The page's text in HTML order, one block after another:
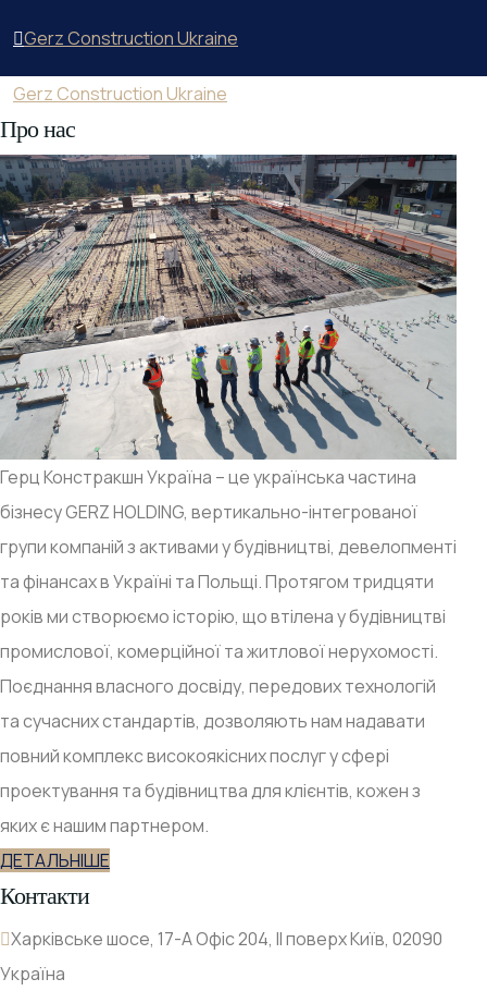
Gerz Construction Ukraine
Gerz Construction Ukraine
Про нас
Герц Констракшн Україна – це українська частина
бізнесу GERZ HOLDING, вертикально-інтегрованої
групи компаній з активами у будівництві, девелопменті
та фінансах в Україні та Польщі. Протягом тридцяти
років ми створюємо історію, що втілена у будівництві
промислової, комерційної та житлової нерухомості.
Поєднання власного досвіду, передових технологій
та сучасних стандартів, дозволяють нам надавати
повний комплекс високоякісних послуг у сфері
проектування та будівництва для клієнтів, кожен з
яких є нашим партнером.
ДЕТАЛЬНІШЕ
Контакти
Харківське шосе, 17-А Офіс 204, ІІ поверх Київ, 02090
Україна